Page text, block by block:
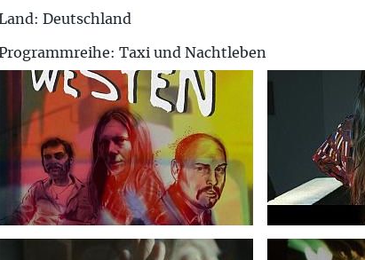
Land: Deutschland
Programmreihe: Taxi und Nachtleben